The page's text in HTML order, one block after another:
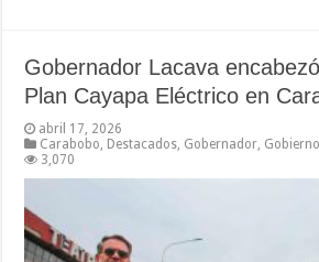
Gobernador Lacava
Plan Cayapa Eléctrico en
abril 17, 2026
Carabobo, Destacados, Gobernador,
3,070